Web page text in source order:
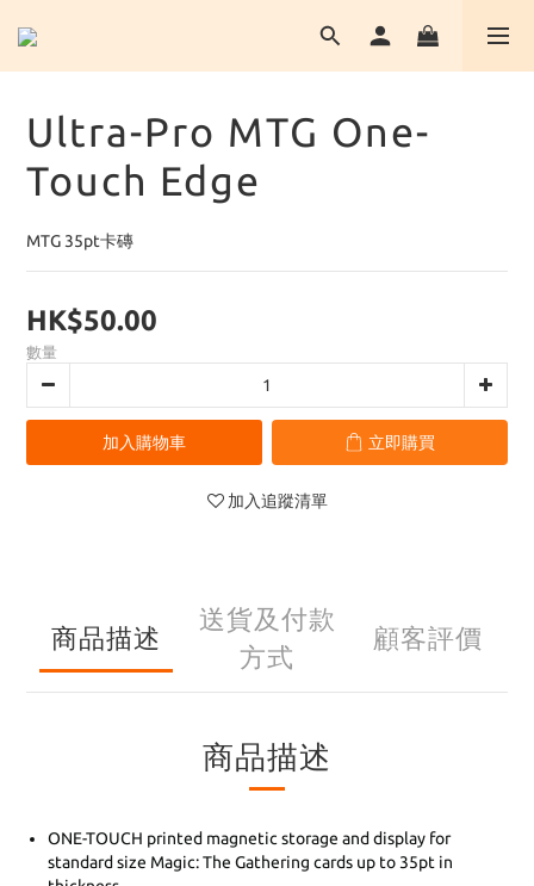
Ultra-Pro MTG One-
Touch Edge
MTG 35pt卡磚
HK$50.00
數量
加入購物車 立即購買
加入追蹤清單
商品描述
送貨及付款
方式
顧客評價
商品描述
ONE-TOUCH printed magnetic storage and display for
standard size Magic: The Gathering cards up to 35pt in